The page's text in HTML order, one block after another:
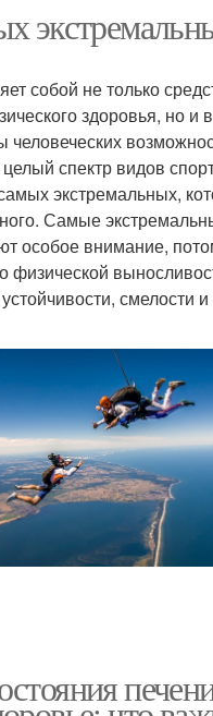
собой не только
здоровья, но и
человеческих
спектр видов
экстремальных,
Самые
особое внимание,
физической
смелости и